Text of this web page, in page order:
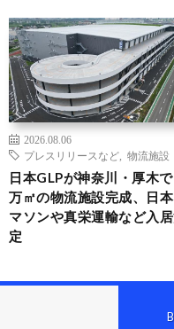
2026.08.06
プレスリリースなど
物流施設
日本GLPが神奈川・厚木
万㎡の物流施設完成、日
マソンや真栄運輸など入
定